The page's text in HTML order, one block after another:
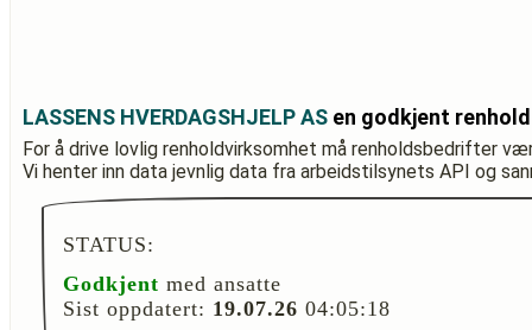
LASSENS HVERDAGSHJELP AS en godkjent
For å drive lovlig renholdvirksomhet må renholdsbedrifter
Vi henter inn data jevnlig data fra arbeidstilsynets API og
STATUS:
Godkjent med ansatte
Sist oppdatert: 19.07.26 04:05:18